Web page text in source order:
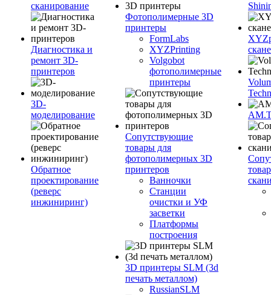
сканирование
Диагностика и
ремонт 3D-
принтеров
3D-
моделирование
Обратное
проектирование
(реверс
инжиниринг)
Фотополимерные 3D
принтеры
FormLabs
XYZPrinting
Volgobot
фотополимерные
принтеры
Сопутствующие
товары для
фотополимерных 3D
принтеров
Ванночки
Станции
очистки и УФ
засветки
Платформы
построения
3D принтеры SLM (3d
печать металлом)
RussianSLM